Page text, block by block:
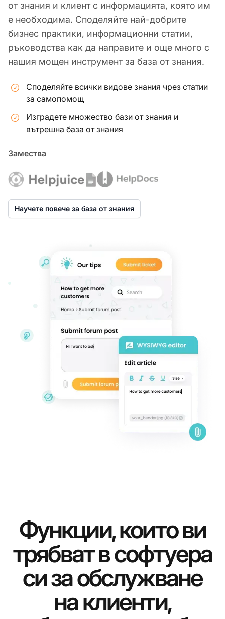
от знания и клиент с информацията, която им
е необходима. Споделяйте най-добрите
бизнес практики, информационни статии,
ръководства как да направите и още много с
нашия мощен инструмент за база от знания.
Споделяйте всички видове знания чрез статии
за самопомощ
Изградете множество бази от знания и
вътрешна база от знания
Замества
Научете повече за база от знания
Функции, които ви
трябват в софтуера
си за обслужване
на клиенти,